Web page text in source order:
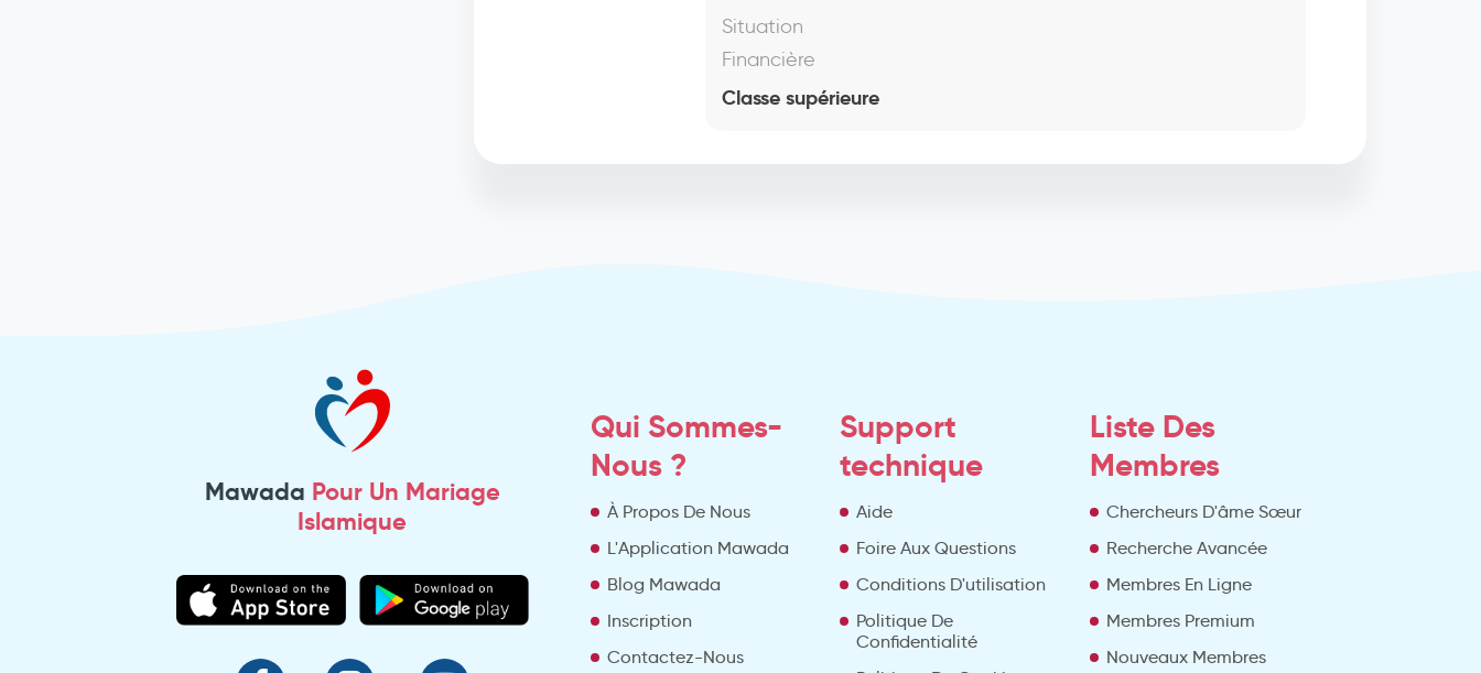
Situation
Financière
Classe supérieure
Mawada Pour Un Mariage
Islamique
Qui Sommes-
Nous ?
À Propos De Nous
L'Application Mawada
Blog Mawada
Inscription
Contactez-Nous
Support
technique
Aide
Foire Aux Questions
Conditions D'utilisation
Politique De
Confidentialité
Liste Des
Membres
Chercheurs D'âme Sœur
Recherche Avancée
Membres En Ligne
Membres Premium
Nouveaux Membres